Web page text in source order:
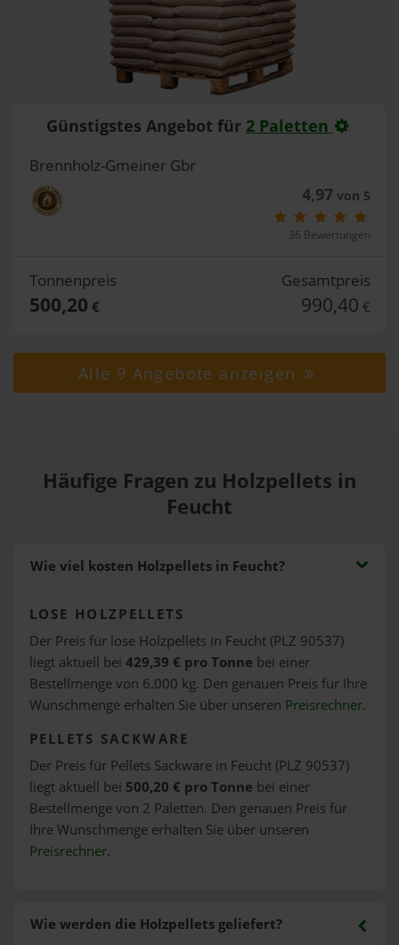
Günstigstes Angebot für 2 Paletten
Brennholz-Gmeiner Gbr
4,97von 5
36 Bewertungen
Tonnenpreis
500,20 €
Gesamtpreis
990,40 €
Alle 9 Angebote anzeigen
Häufige Fragen zu Holzpellets in
Feucht
Wie viel kosten Holzpellets in Feucht?
LOSE HOLZPELLETS
Der Preis für lose Holzpellets in Feucht (PLZ 90537)
liegt aktuell bei 429,39 € pro Tonne bei einer
Bestellmenge von 6.000 kg. Den genauen Preis für Ihre
Wunschmenge erhalten Sie über unseren Preisrechner.
PELLETS SACKWARE
Der Preis für Pellets Sackware in Feucht (PLZ 90537)
liegt aktuell bei 500,20 € pro Tonne bei einer
Bestellmenge von 2 Paletten. Den genauen Preis für
Ihre Wunschmenge erhalten Sie über unseren
Preisrechner.
Wie werden die Holzpellets geliefert?